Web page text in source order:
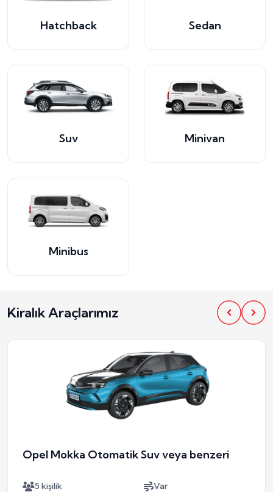
Hatchback Sedan
Suv Minivan
Minibus
Kiralık Araçlarımız
Opel Mokka Otomatik Suv veya benzeri
5 kişilik Var